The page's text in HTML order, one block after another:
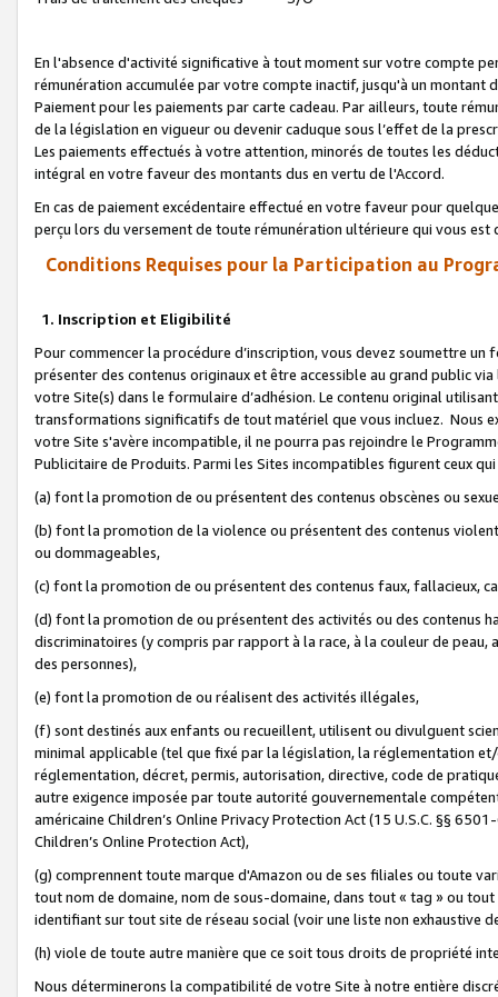
En l'absence d'activité significative à tout moment sur votre compte
rémunération accumulée par votre compte inactif, jusqu'à un montant
Paiement pour les paiements par carte cadeau. Par ailleurs, toute
de la législation en vigueur ou devenir caduque sous l’effet de la
Les paiements effectués à votre attention, minorés de toutes les
intégral en votre faveur des montants dus en vertu de l'Accord.
En cas de paiement excédentaire effectué en votre faveur pour
perçu lors du versement de toute rémunération ultérieure qui vous est
Conditions Requises pour la Participation au
1. Inscription et Eligibilité
Pour commencer la procédure d’inscription, vous devez soumettre
présenter des contenus originaux et être accessible au grand public
votre Site(s) dans le formulaire d’adhésion. Le contenu original
transformations significatifs de tout matériel que vous incluez. Nous
votre Site s'avère incompatible, il ne pourra pas rejoindre le
Publicitaire de Produits. Parmi les Sites incompatibles figurent ceux
(a) font la promotion de ou présentent des contenus obscènes ou
(b) font la promotion de la violence ou présentent des contenus
ou dommageables,
(c) font la promotion de ou présentent des contenus faux, fallacieux,
(d) font la promotion de ou présentent des activités ou des contenus
discriminatoires (y compris par rapport à la race, à la couleur de
des personnes),
(e) font la promotion de ou réalisent des activités illégales,
(f) sont destinés aux enfants ou recueillent, utilisent ou divulguent
minimal applicable (tel que fixé par la législation, la réglementation
réglementation, décret, permis, autorisation, directive, code de
autre exigence imposée par toute autorité gouvernementale
américaine Children’s Online Privacy Protection Act (15 U.S.C. §§
Children’s Online Protection Act),
(g) comprennent toute marque d'Amazon ou de ses filiales ou toute
tout nom de domaine, nom de sous-domaine, dans tout « tag » ou
identifiant sur tout site de réseau social (voir une liste non exhaustive
(h) viole de toute autre manière que ce soit tous droits de propriété
Nous déterminerons la compatibilité de votre Site à notre entière